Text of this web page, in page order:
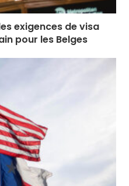
exigences de visa
pour les Belges